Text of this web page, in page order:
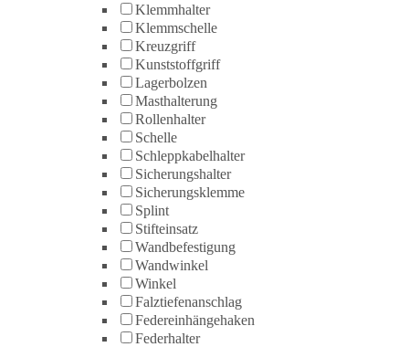
Klemmhalter
Klemmschelle
Kreuzgriff
Kunststoffgriff
Lagerbolzen
Masthalterung
Rollenhalter
Schelle
Schleppkabelhalter
Sicherungshalter
Sicherungsklemme
Splint
Stifteinsatz
Wandbefestigung
Wandwinkel
Winkel
Falztiefenanschlag
Federeinhängehaken
Federhalter